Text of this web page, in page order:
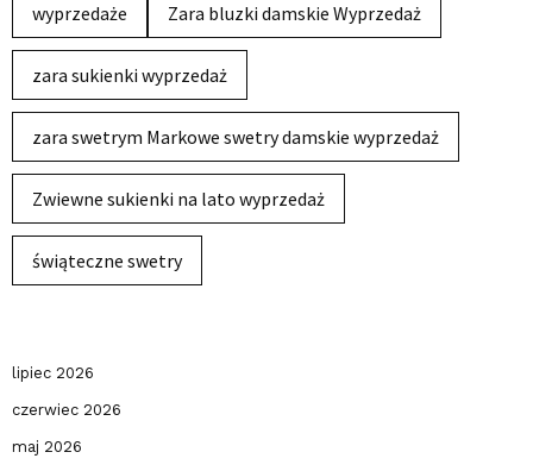
wyprzedaże Zara bluzki damskie Wyprzedaż
zara sukienki wyprzedaż
zara swetrym Markowe swetry damskie wyprzedaż
Zwiewne sukienki na lato wyprzedaż
świąteczne swetry
lipiec 2026
czerwiec 2026
maj 2026